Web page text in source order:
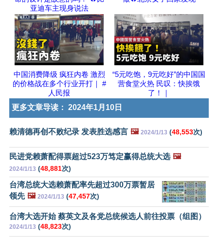
亚迪车主现身说法
中国消费降级 疯狂内卷 激烈
的价格战在多个行业开打｜ #
人民报
“5元吃饱，9元吃好”的中国国
营食堂火热 民叹：快挨饿
了！｜
更多文章导读： 2024年1月10日
赖清德再创不败纪录 发表胜选感言 🖼️ 2024/1/13 (48,553次)
民进党赖萧配得票超过523万笃定赢得总统大选 🖼️
2024/1/13 (48,881次)
台湾总统大选赖萧配率先超过300万票暂居
领先 🖼️ 2024/1/13 (47,457次)
台湾大选开始 蔡英文及各党总统候选人前往投票（组图）
2024/1/13 (48,823次)